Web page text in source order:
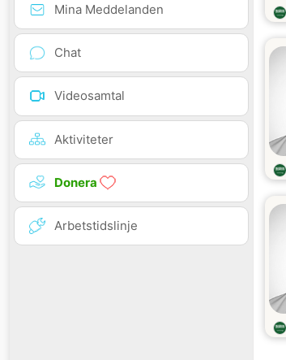
Mina Meddelanden
Chat
Videosamtal
Aktiviteter
Donera
Arbetstidslinje